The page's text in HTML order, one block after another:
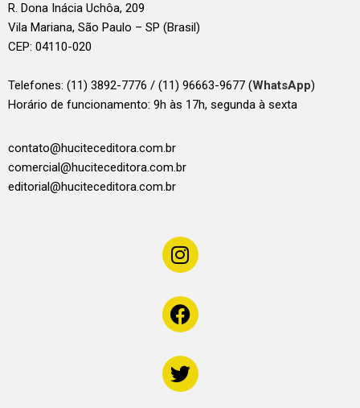
R. Dona Inácia Uchôa, 209
Vila Mariana, São Paulo – SP (Brasil)
CEP: 04110-020
Telefones: (11) 3892-7776 / (11) 96663-9677 (WhatsApp)
Horário de funcionamento: 9h às 17h, segunda à sexta
contato@huciteceditora.com.br
comercial@huciteceditora.com.br
editorial@huciteceditora.com.br